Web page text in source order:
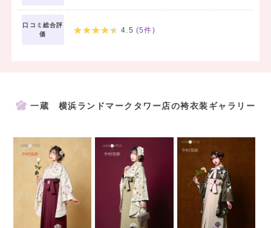
口コミ総合評
価
4.5 (5件)
一蔵 横浜ランドマークタワー店の袴衣装ギャラリー